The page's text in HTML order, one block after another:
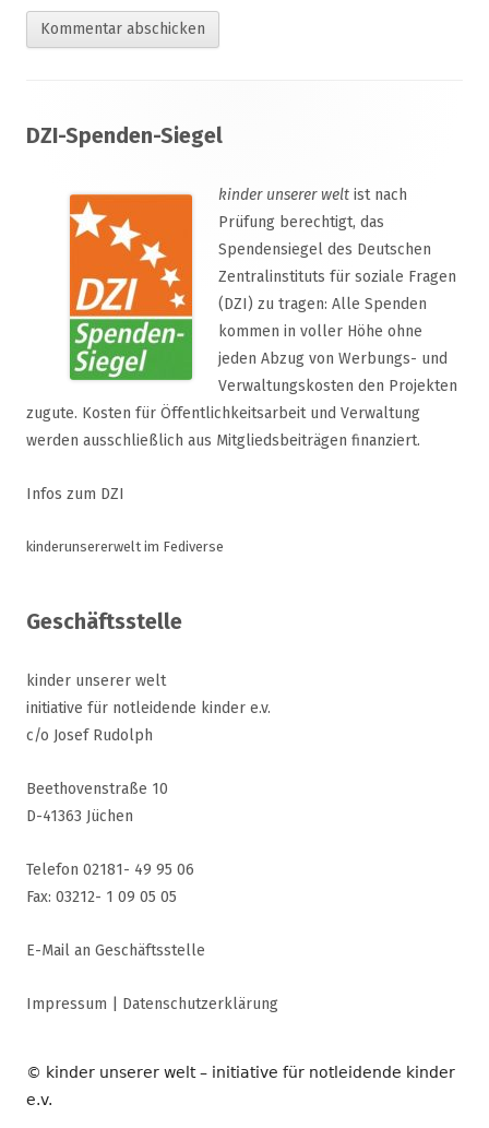
Inhalt
DZI-Spenden-Siegel
kinder unserer welt ist nach
Prüfung berechtigt, das
Spendensiegel des Deutschen
Zentralinstituts für soziale Fragen
(DZI) zu tragen: Alle Spenden
kommen in voller Höhe ohne
jeden Abzug von Werbungs- und
Verwaltungskosten den Projekten
zugute. Kosten für Öffentlichkeitsarbeit und Verwaltung
werden ausschließlich aus Mitgliedsbeiträgen finanziert.
Infos zum DZI
kinderunsererwelt im Fediverse
Geschäftsstelle
kinder unserer welt
initiative für notleidende kinder e.v.
c/o Josef Rudolph
Beethovenstraße 10
D-41363 Jüchen
Telefon 02181- 49 95 06
Fax: 03212- 1 09 05 05
E-Mail an Geschäftsstelle
Impressum Datenschutzerklärung
© kinder unserer welt – initiative für notleidende kinder
e.v.